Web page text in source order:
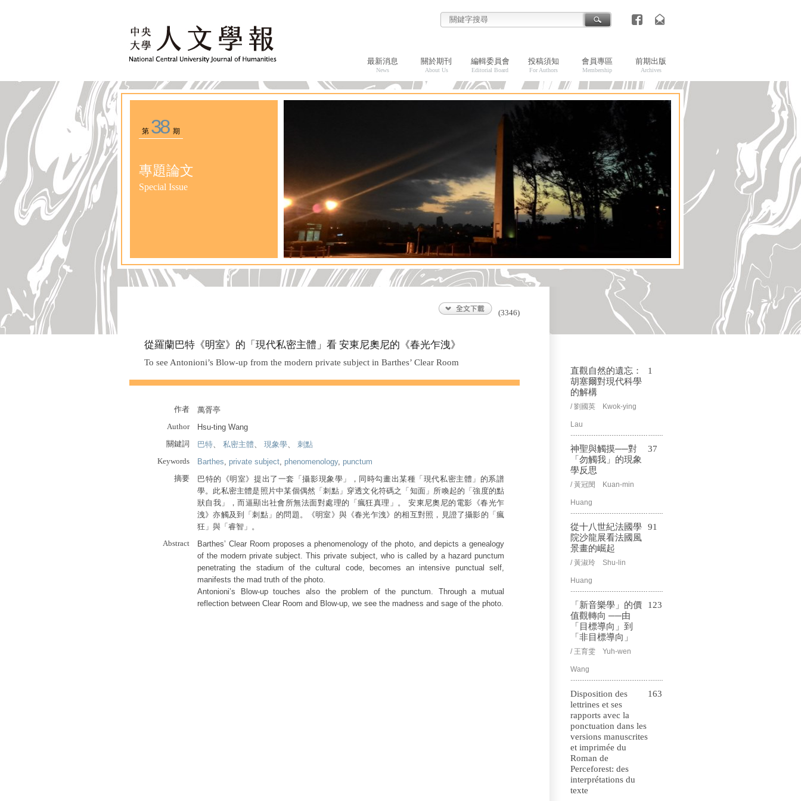
最新消息
News
關於期刊
About Us
編輯委員會
Editorial Board
投稿須知
For Authors
會員專區
Membership
前期出版
Archives
第 38期
專題論文
Special Issue
(3346)
從羅蘭巴特《明室》的「現代私密主體」看 安東尼奧尼的《春光乍洩》
To see Antonioni’s Blow-up from the modern private subject in Barthes’ Clear Room
作者
萬胥亭
Author
Hsu-ting Wang
關鍵詞
巴特、 私密主體、 現象學、 刺點
Keywords
Barthes, private subject, phenomenology, punctum
摘要
巴特的《明室》提出了一套「攝影現象學」，同時勾畫出某種「現代私密主體」的系譜
學。此私密主體是照片中某個偶然「刺點」穿透文化符碼之「知面」所喚起的「強度的點
狀自我」，而逼顯出社會所無法面對處理的「瘋狂真理」。 安東尼奧尼的電影《春光乍
洩》亦觸及到「刺點」的問題。《明室》與《春光乍洩》的相互對照，見證了攝影的「瘋
狂」與「睿智」。
Abstract
Barthes’ Clear Room proposes a phenomenology of the photo, and depicts a genealogy
of the modern private subject. This private subject, who is called by a hazard punctum
penetrating the stadium of the cultural code, becomes an intensive punctual self,
manifests the mad truth of the photo.
Antonioni’s Blow-up touches also the problem of the punctum. Through a mutual
reflection between Clear Room and Blow-up, we see the madness and sage of the photo.
直觀自然的遺忘：
胡塞爾對現代科學
的解構
/ 劉國英 Kwok-ying
Lau
1
神聖與觸摸──對
「勿觸我」的現象
學反思
/ 黃冠閔 Kuan-min
Huang
37
從十八世紀法國學
院沙龍展看法國風
景畫的崛起
/ 黃淑玲 Shu-lin
Huang
91
「新音樂學」的價
值觀轉向 ──由
「目標導向」到
「非目標導向」
/ 王育雯 Yuh-wen
Wang
123
Disposition des
lettrines et ses
rapports avec la
ponctuation dans les
versions manuscrites
et imprimée du
Roman de
Perceforest: des
interprétations du
texte
163